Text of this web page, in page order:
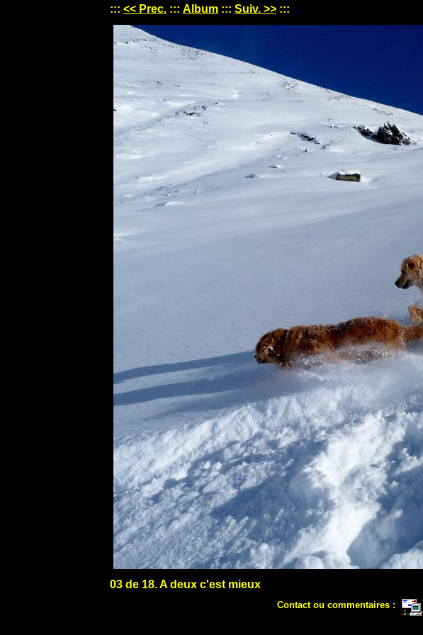
::: << Prec. ::: Album ::: Suiv. >> :::
03 de 18. A deux c'est mieux
Contact ou commentaires :